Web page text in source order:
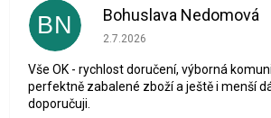
BN Bohuslava Nedomová
Hodnocení obchodu je 5 z 5
2.7.2026
Vše OK - rychlost doručení, výborná
perfektně zabalené zboží a ještě i menší
doporučuji.